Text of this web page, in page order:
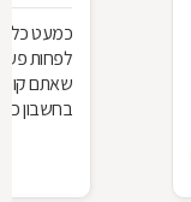
כמעט כל
לפחות
שאתם
בחשבון